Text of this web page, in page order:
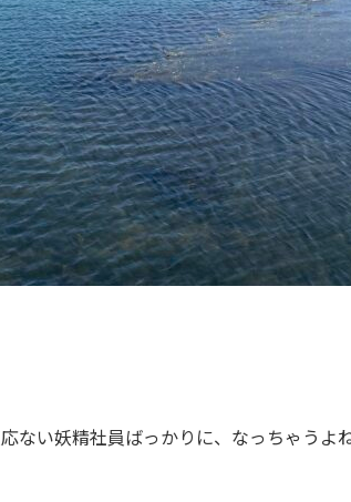
ない妖精社員ばっかりに、なっちゃうよ